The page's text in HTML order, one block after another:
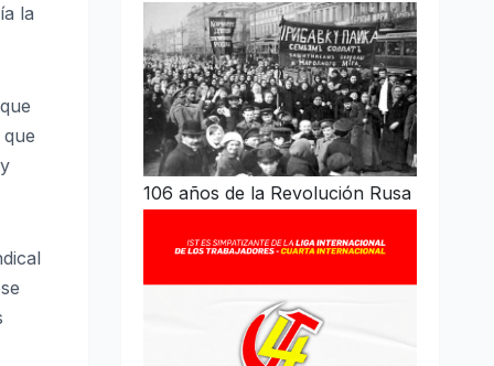
la
106 años de la Revolución Rusa